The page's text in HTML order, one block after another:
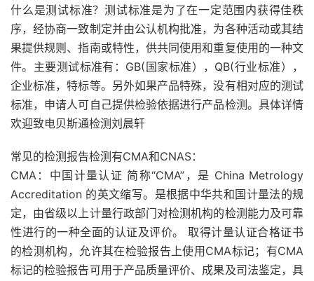
什么是测试标准？测试标准是为了在一定范围内获得佳秩
序，经协商一致制定并由公认机构批准，为各种活动或其结
果提供规则、指南或特性，供共同使用和重复使用的一种文
件。主要测试标准有：GB(国家标准），QB(行业标准），
企业标准，特标等。另外如果产品特殊，没有相对应的测试
标准，申请人可自己提供检验依据进行产品检测。具体详情
欢迎致电贝斯通检测刘晨轩
常见的检测报告检测有CMA和CNAS：
CMA：中国计量认证 简称“CMA”，是 China Metrology
Accreditation 的英文缩写。是根据中华共和国计量法的规
定，由省级以上计量行政部门对检测机构的检测能力及可靠
性进行的一种全面的认证及评价。 取得计量认证合格证书
的检测机构，允许其在检验报告上使用CMA标记；有CMA
标记的检验报告可用于产品质量评价、成果及司法鉴定，具